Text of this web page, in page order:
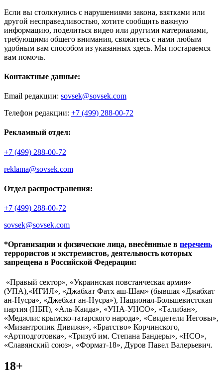
Если вы столкнулись с нарушениями закона, взятками или
другой несправедливостью, хотите сообщить важную
информацию, поделиться видео или другими материалами,
требующими общего внимания, свяжитесь с нами любым
удобным вам способом из указанных здесь. Мы постараемся
вам помочь.
Контактные данные:
Email редакции: sovsek@sovsek.com
Телефон редакции: +7 (499) 288-00-72
Рекламный отдел:
+7 (499) 288-00-72
reklama@sovsek.com
Отдел распространения:
+7 (499) 288-00-72
sovsek@sovsek.com
*Организации и физические лица, внесённные в перечень
террористов и экстремистов, деятельность которых
запрещена в Российской Федерации:
«Правый сектор», «Украинская повстанческая армия»
(УПА),«ИГИЛ», «Джабхат Фатх аш-Шам» (бывшая «Джабхат
ан-Нусра», «Джебхат ан-Нусра»), Национал-Большевистская
партия (НБП), «Аль-Каида», «УНА-УНСО», «Талибан»,
«Меджлис крымско-татарского народа», «Свидетели Иеговы»,
«Мизантропик Дивижн», «Братство» Корчинского,
«Артподготовка», «Тризуб им. Степана Бандеры», «НСО»,
«Славянский союз», «Формат-18», Дуров Павел Валерьевич.
18+